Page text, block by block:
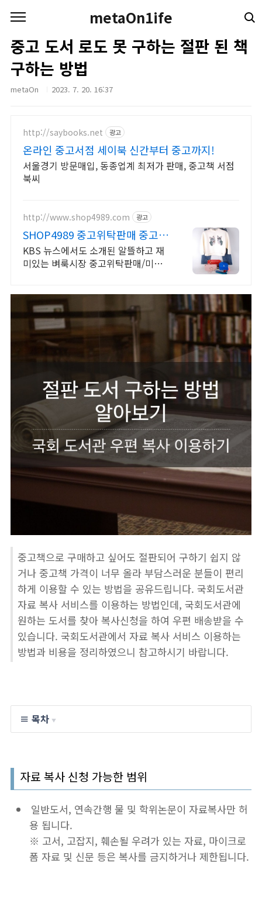
metaOn1ife
중고 도서 로도 못 구하는 절판 된 책
구하는 방법
metaOn 2023. 7. 20. 16:37
http://saybooks.net 광고
온라인 중고서점 세이북 신간부터 중고까지!
서울경기 방문매입, 동종업계 최저가 판매, 중고책 서점
북씨
http://www.shop4989.com 광고
SHOP4989 중고위탁판매 중고의
류 가방 중고용품 판매
KBS 뉴스에서도 소개된 알뜰하고 재
미있는 벼룩시장 중고위탁판매/미니
중고책으로 구매하고 싶어도 절판되어 구하기 쉽지 않
거나 중고책 가격이 너무 올라 부담스러운 분들이 편리
하게 이용할 수 있는 방법을 공유드립니다. 국회도서관
자료 복사 서비스를 이용하는 방법인데, 국회도서관에
원하는 도서를 찾아 복사신청을 하여 우편 배송받을 수
있습니다. 국회도서관에서 자료 복사 서비스 이용하는
방법과 비용을 정리하였으니 참고하시기 바랍니다.
≡ 목차 ▼
자료 복사 신청 가능한 범위
일반도서, 연속간행 물 및 학위논문이 자료복사만 허
용 됩니다.
※ 고서, 고잡지, 훼손될 우려가 있는 자료, 마이크로
폼 자료 및 신문 등은 복사를 금지하거나 제한됩니다.